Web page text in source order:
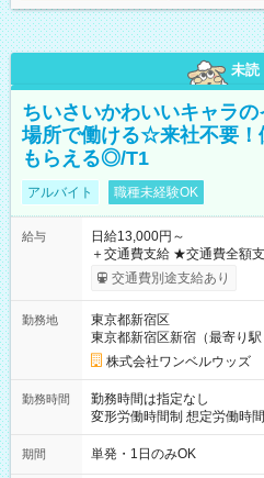
未読
ちいさいかわいいキャラ
場所で働ける☆来社不要！
もらえる◎/T1
アルバイト 職種未経験OK
給与
日給13,000円～
＋交通費支給 ★交通費全額支給！ ┗案件により規定あり ★日払
いOK！（規定あり） ┗働い
ンビニATMから 日払い分を引き落と
交通費別途支給あり
勤務地
東京都新宿区
東京都新宿区新宿（最寄り駅
株式会社ワンベルウッズ
勤務時間
勤務時間は指定なし
変形労働時間制 想定労働時間160時間/月 【
～21：00
期間 単発・1日のみOK